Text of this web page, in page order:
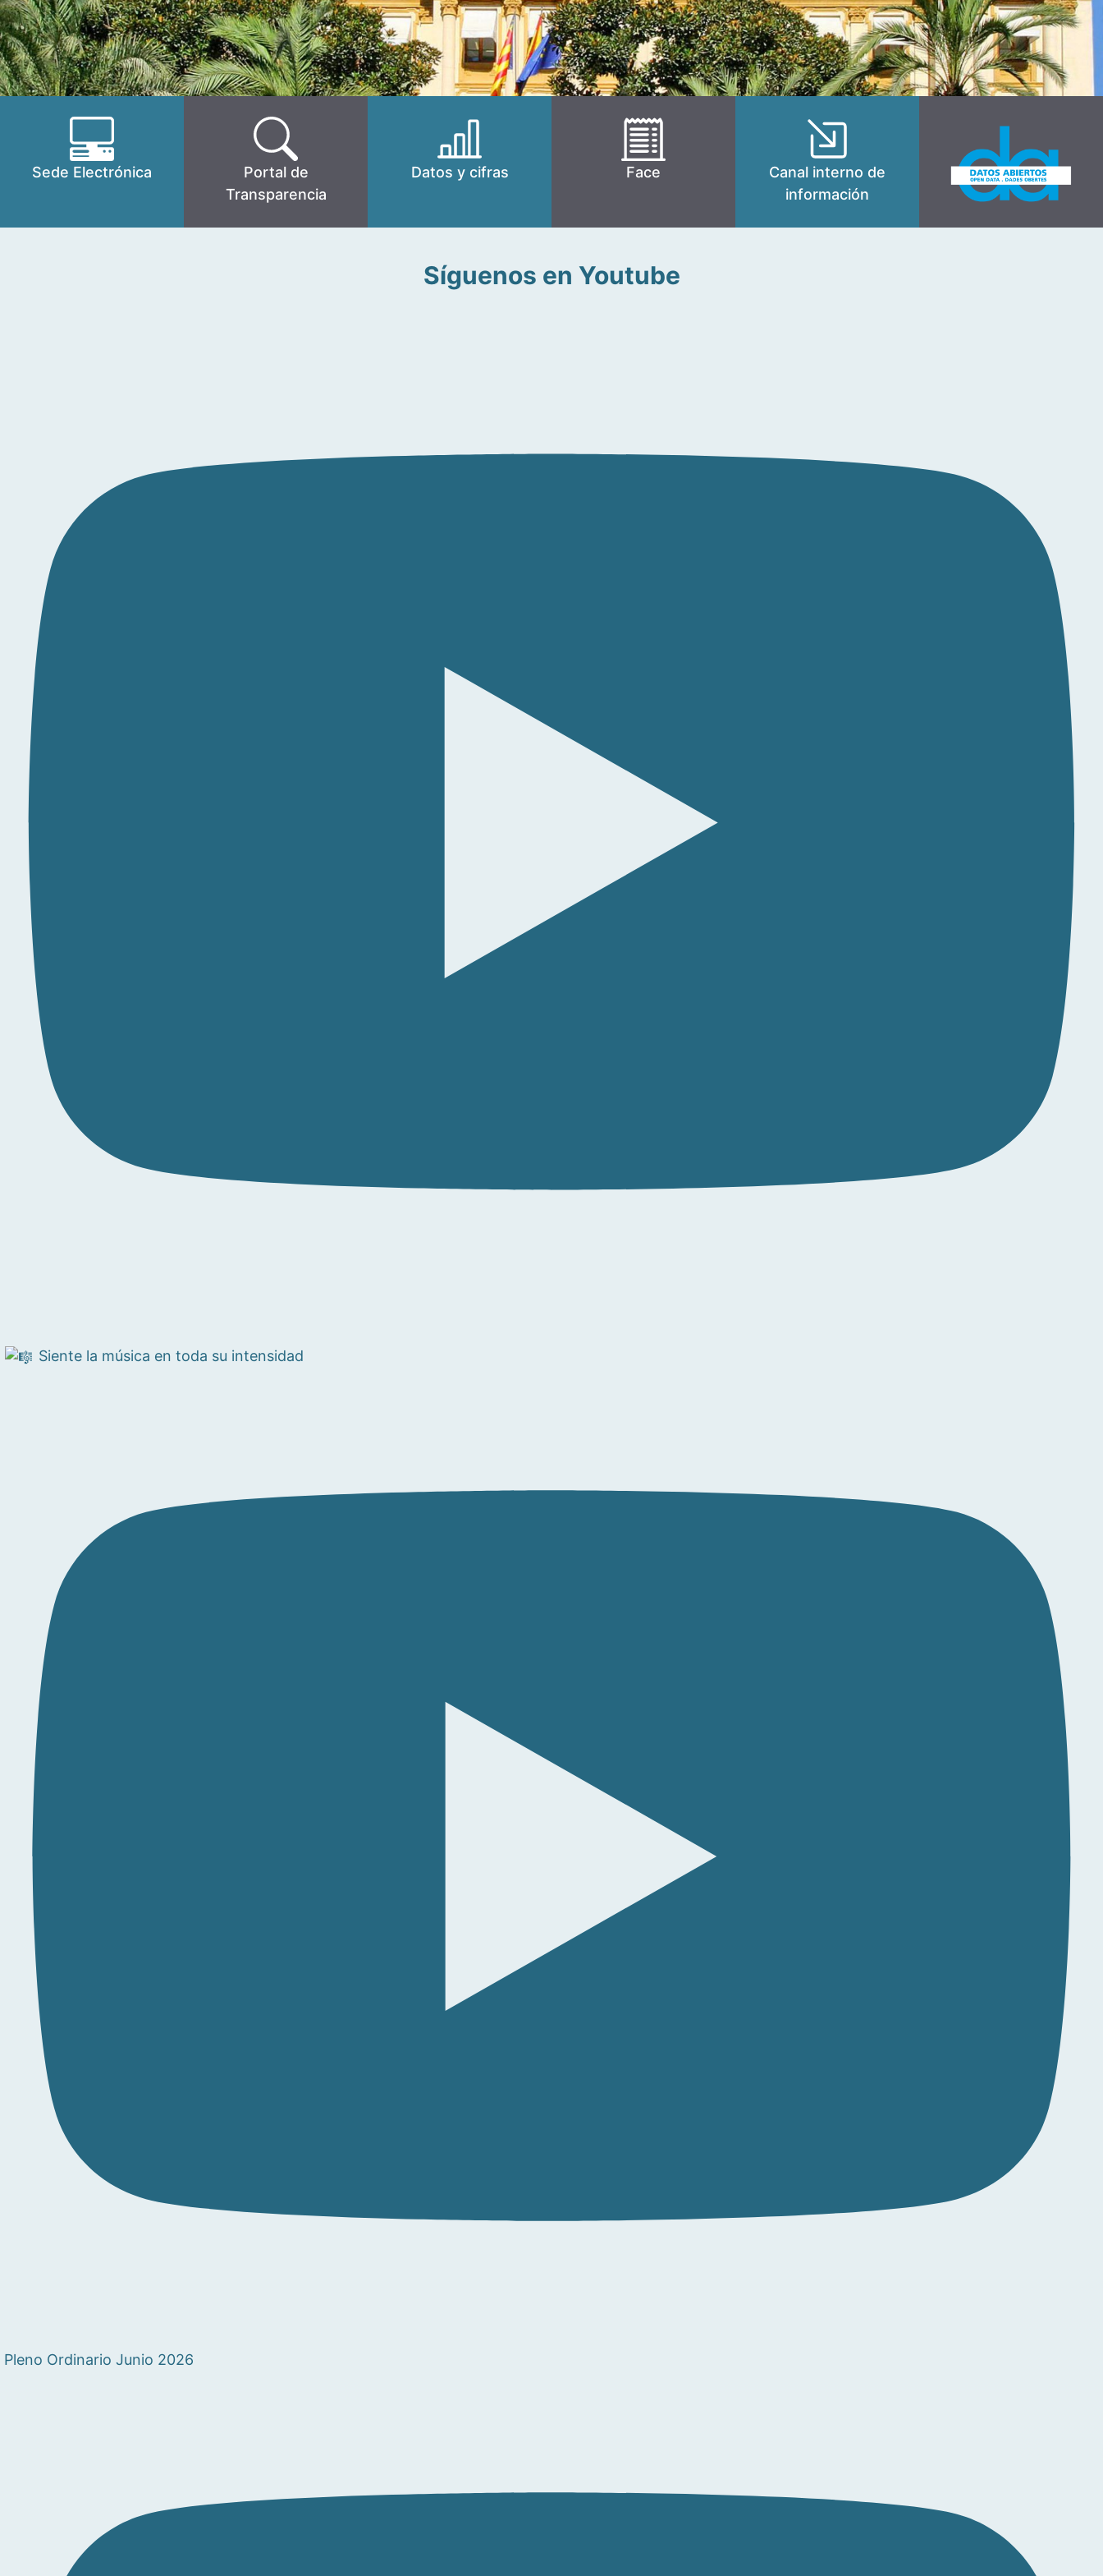
Sede Electrónica
Portal de
Transparencia
Datos y cifras Face
Canal interno de
información
Síguenos en Youtube
Siente la música en toda su intensidad
Pleno Ordinario Junio 2026